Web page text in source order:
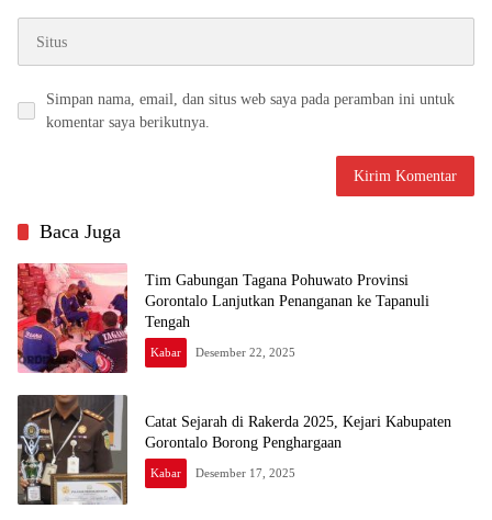
Simpan nama, email, dan situs web saya pada peramban ini untuk
komentar saya berikutnya.
Baca Juga
Tim Gabungan Tagana Pohuwato Provinsi
Gorontalo Lanjutkan Penanganan ke Tapanuli
Tengah
Kabar Desember 22, 2025
Catat Sejarah di Rakerda 2025, Kejari Kabupaten
Gorontalo Borong Penghargaan
Kabar Desember 17, 2025